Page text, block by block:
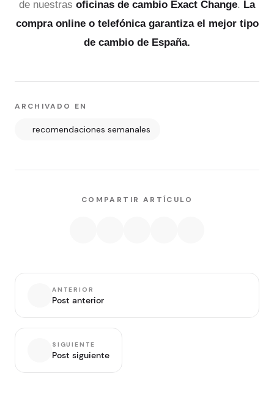
de nuestras oficinas de cambio Exact Change. La
compra online o telefónica garantiza el mejor tipo
de cambio de España.
ARCHIVADO EN
recomendaciones semanales
COMPARTIR ARTÍCULO
ANTERIOR
Post anterior
SIGUIENTE
Post siguiente